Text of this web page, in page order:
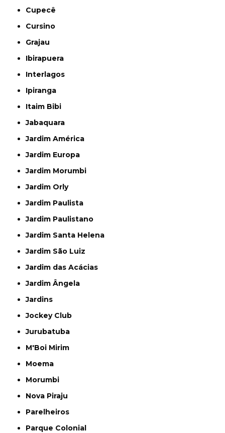
Cupecê
Cursino
Grajau
Ibirapuera
Interlagos
Ipiranga
Itaim Bibi
Jabaquara
Jardim América
Jardim Europa
Jardim Morumbi
Jardim Orly
Jardim Paulista
Jardim Paulistano
Jardim Santa Helena
Jardim São Luiz
Jardim das Acácias
Jardim Ângela
Jardins
Jockey Club
Jurubatuba
M'Boi Mirim
Moema
Morumbi
Nova Piraju
Parelheiros
Parque Colonial